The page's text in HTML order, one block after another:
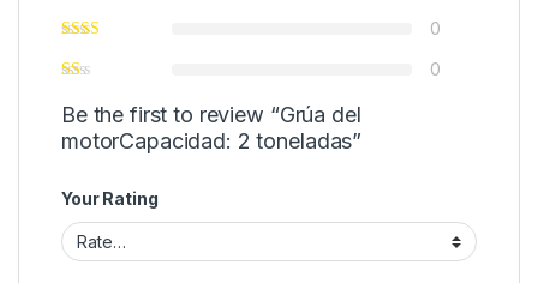
0
0
Be the first to review “Grúa del
motorCapacidad: 2 toneladas”
Your Rating